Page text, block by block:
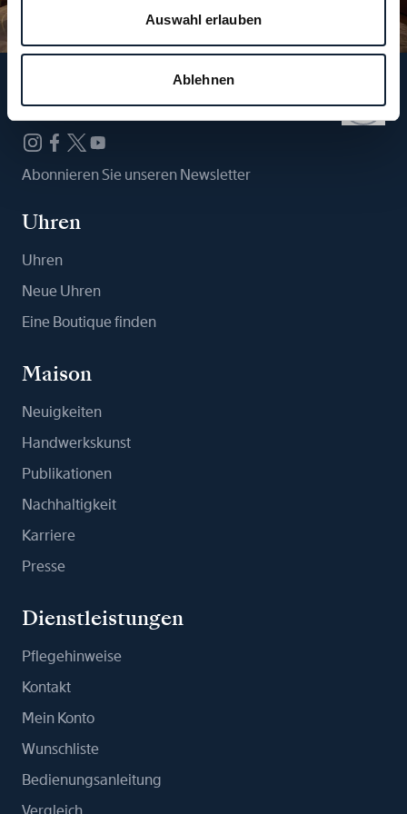
Auswahl erlauben
Ablehnen
Folgen Sie uns
Abonnieren Sie unseren Newsletter
Uhren
Uhren
Neue Uhren
Eine Boutique finden
Maison
Neuigkeiten
Handwerkskunst
Publikationen
Nachhaltigkeit
Karriere
Presse
Dienstleistungen
Pflegehinweise
Kontakt
Mein Konto
Wunschliste
Bedienungsanleitung